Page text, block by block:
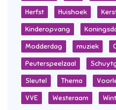
Herfst Huishoek
Kinderopvang
Modderdag muziek
Peuterspeelzaal
Sleutel Thema
VVE Westeraam